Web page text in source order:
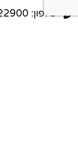
טלפון: 054-5222900